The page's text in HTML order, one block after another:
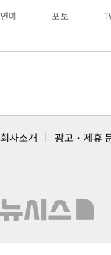
연예 포토
회사소개 광고 · 제휴